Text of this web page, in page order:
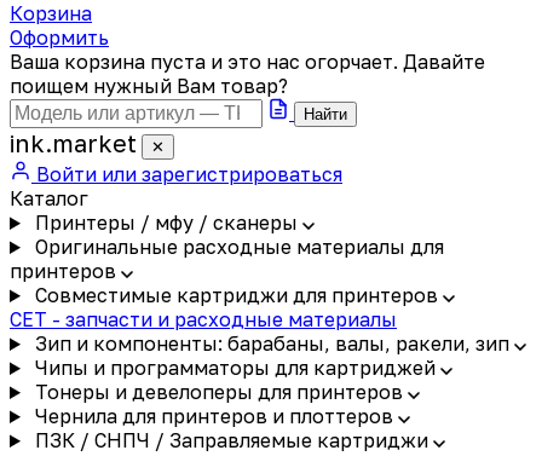
Корзина
Оформить
Ваша корзина пуста и это нас огорчает. Давайте
поищем нужный Вам товар?
Найти
ink.market ✕
Войти или зарегистрироваться
Каталог
Принтеры / мфу / сканеры
Оригинальные расходные материалы для
принтеров
Совместимые картриджи для принтеров
CET - запчасти и расходные материалы
Зип и компоненты: барабаны, валы, ракели, зип
Чипы и программаторы для картриджей
Тонеры и девелоперы для принтеров
Чернила для принтеров и плоттеров
ПЗК / СНПЧ / Заправляемые картриджи